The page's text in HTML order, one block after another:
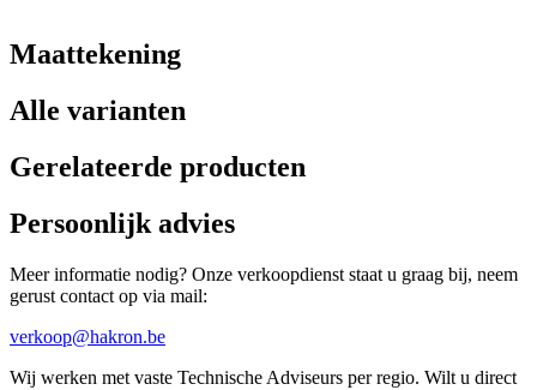
Maattekening
Alle varianten
Gerelateerde producten
Persoonlijk advies
Meer informatie nodig? Onze verkoopdienst staat u graag bij, neem
gerust contact op via mail:
verkoop@hakron.be
Wij werken met vaste Technische Adviseurs per regio. Wilt u direct